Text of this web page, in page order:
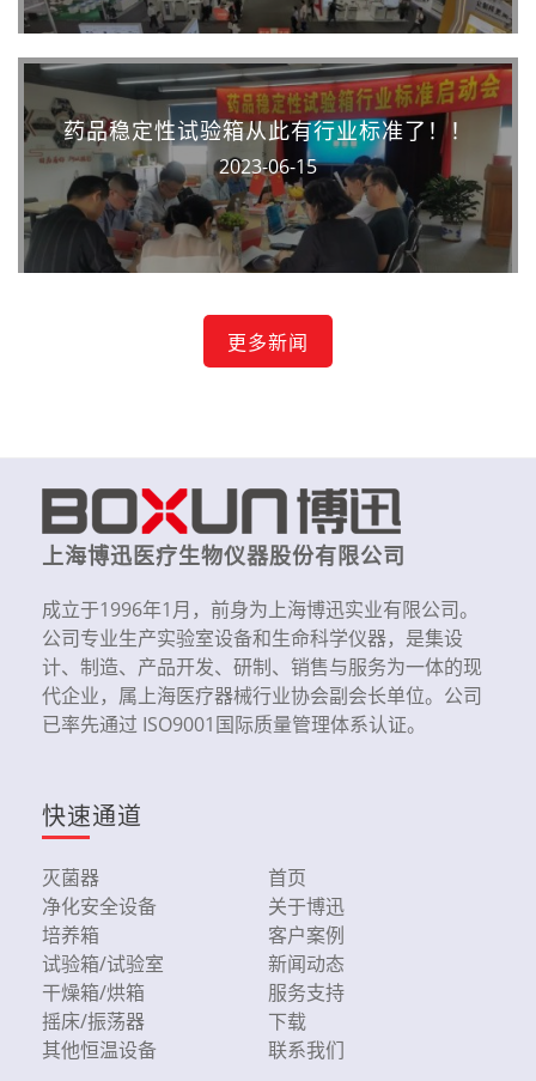
药品稳定性试验箱从此有行业标准了！！
2023-06-15
更多新闻
上海博迅医疗生物仪器股份有限公司
成立于1996年1月，前身为上海博迅实业有限公司。
公司专业生产实验室设备和生命科学仪器，是集设
计、制造、产品开发、研制、销售与服务为一体的现
代企业，属上海医疗器械行业协会副会长单位。公司
已率先通过 ISO9001国际质量管理体系认证。
快速通道
灭菌器
净化安全设备
培养箱
试验箱/试验室
干燥箱/烘箱
摇床/振荡器
其他恒温设备
首页
关于博迅
客户案例
新闻动态
服务支持
下载
联系我们